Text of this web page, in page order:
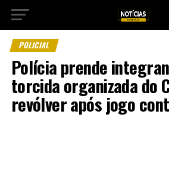
POLICIAL
Polícia prende
torcida organizada do
revólver após jogo